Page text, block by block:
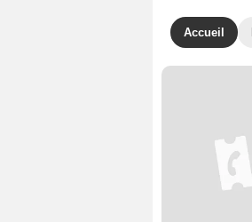
Accueil